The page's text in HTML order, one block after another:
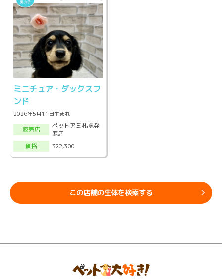
ミニチュア・ダックスフ
ンド
2026年5月11日生まれ
販売店
ペットアミ札幌発
寒店
価格
322,300
この店舗の生体を検索する